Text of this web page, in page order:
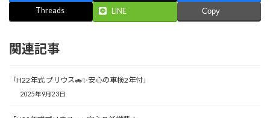
Threads LINE Copy
関連記事
「H22年式 プリウス🚗✨安心の車検2年付」
2025年9月23日